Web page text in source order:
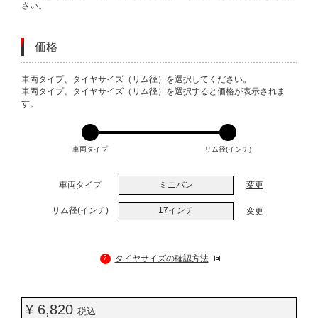
さい。
価格
VARIATIONS
車両タイプ、タイヤサイズ（リム径）を選択してください。
車両タイプ、タイヤサイズ（リム径）を選択すると価格が表示されま
す。
車両タイプ リム径(インチ)
車両タイプ ミニバン 変更
リム径(インチ) 17インチ 変更
? タイヤサイズの確認方法
¥ 6,820 税込